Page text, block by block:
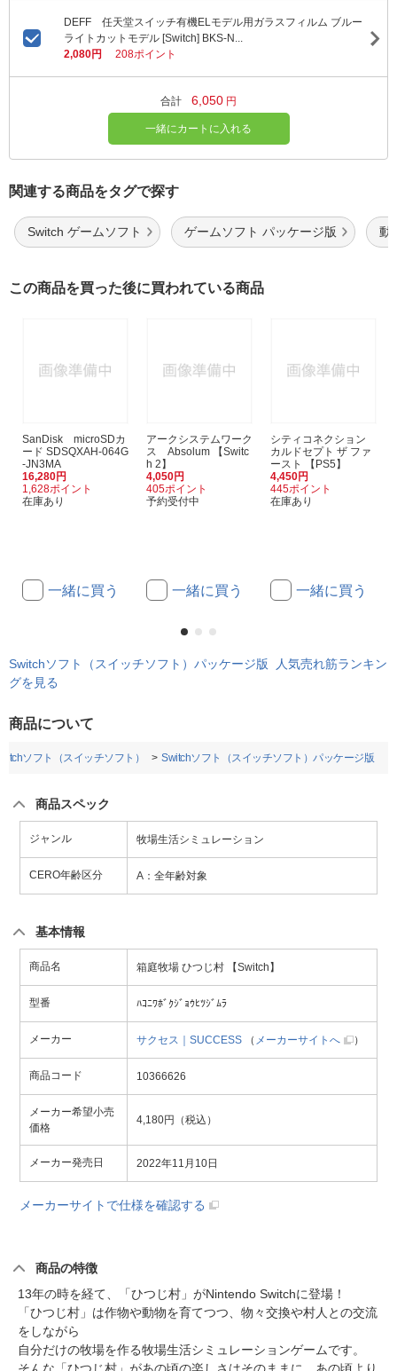
DEFF 任天堂スイッチ有機ELモデル用ガラスフィルム ブルー
ライトカットモデル [Switch] BKS-N...
2,080円
208ポイント
合計 6,050 円
一緒にカートに入れる
関連する商品をタグで探す
Switch ゲームソフト ゲームソフト パッケージ版 動
この商品を買った後に買われている商品
SanDisk microSDカ
ード SDSQXAH-064G
-JN3MA
16,280円
1,628ポイント
在庫あり
一緒に買う
アークシステムワーク
ス Absolum 【Switc
h 2】
4,050円
405ポイント
予約受付中
一緒に買う
シティコネクション
カルドセプト ザ ファ
ースト 【PS5】
4,450円
445ポイント
在庫あり
一緒に買う
Switchソフト（スイッチソフト）パッケージ版 人気売れ筋ランキン
グを見る
商品について
ソフト（スイッチソフト） Switchソフト（スイッチソフト）パッケージ版
商品スペック
ジャンル 牧場生活シミュレーション
CERO年齢区分 A：全年齢対象
基本情報
商品名 箱庭牧場 ひつじ村 【Switch】
型番 ﾊｺﾆﾜﾎﾞｸｼﾞｮｳﾋﾂｼﾞﾑﾗ
メーカー サクセス｜SUCCESS （ メーカーサイトへ ）
商品コード 10366626
メーカー希望小売
価格
4,180円（税込）
メーカー発売日 2022年11月10日
メーカーサイトで仕様を確認する
商品の特徴
13年の時を経て、「ひつじ村」がNintendo Switchに登場！
「ひつじ村」は作物や動物を育てつつ、物々交換や村人との交流
をしながら
自分だけの牧場を作る牧場生活シミュレーションゲームです。